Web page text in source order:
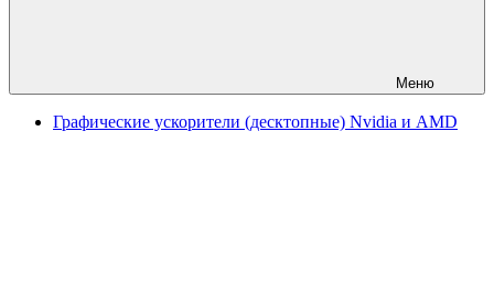
Меню
Графические ускорители (десктопные) Nvidia и AMD